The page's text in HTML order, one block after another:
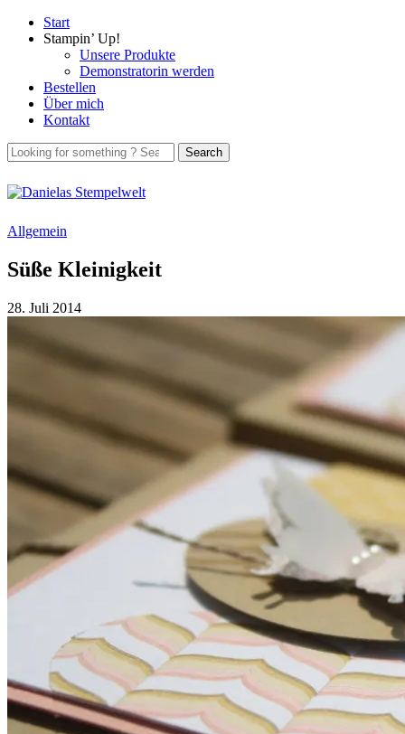
Start
Stampin’ Up!
Unsere Produkte
Demonstratorin werden
Bestellen
Über mich
Kontakt
Allgemein
Süße Kleinigkeit
28. Juli 2014